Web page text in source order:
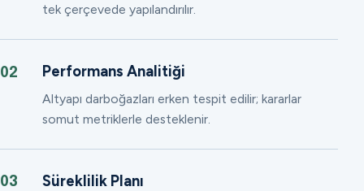
tek çerçevede yapılandırılır.
02 Performans Analitiği
Altyapı darboğazları erken tespit edilir; kararlar
somut metriklerle desteklenir.
03 Süreklilik Planı